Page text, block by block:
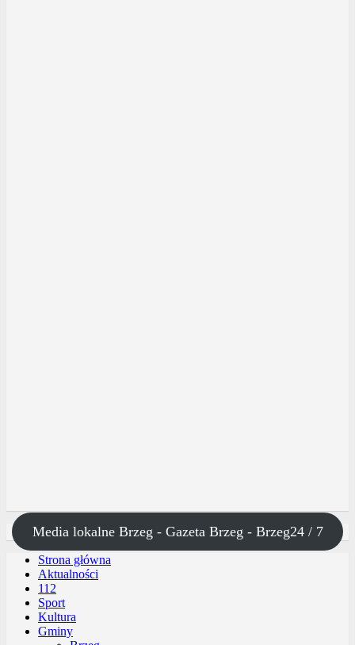
Media lokalne Brzeg - Gazeta Brzeg - Brzeg24 / 7
Strona główna
Aktualności
112
Sport
Kultura
Gminy